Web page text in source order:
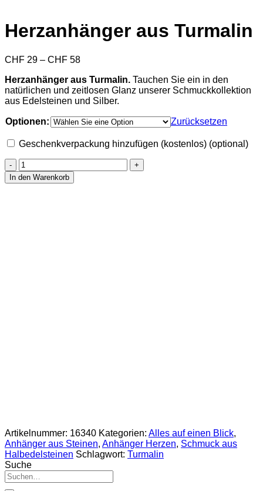
Herzanhänger aus Turmalin
CHF 29 – CHF 58Preisspanne:
bis
CHF 58
Herzanhänger aus Turmalin. Tauchen Sie ein in den
natürlichen und zeitlosen Glanz unserer Schmuckkollektion
aus Edelsteinen und Silber.
Optionen: Zurücksetzen
Geschenkverpackung hinzufügen (kostenlos) (optional)
Herzanhänger
aus
Turmalin
In den Warenkorb
Artikelnummer: 16340 Kategorien: Alles auf einen Blick,
Anhänger aus Steinen, Anhänger Herzen, Schmuck aus
Halbedelsteinen Schlagwort: Turmalin
Suche
Suche
nach: